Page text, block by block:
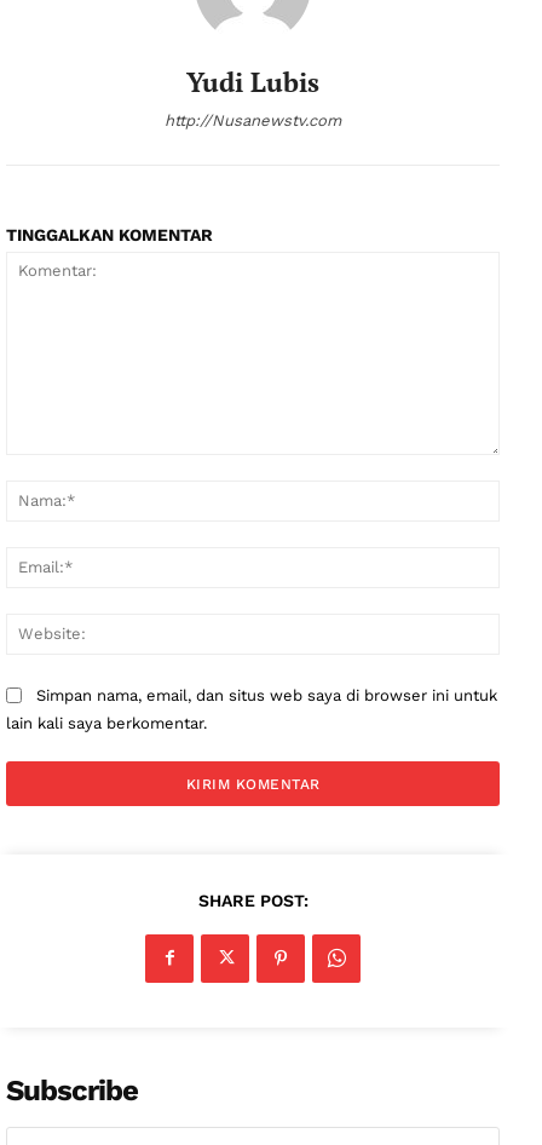
Yudi Lubis
http://Nusanewstv.com
TINGGALKAN KOMENTAR
Simpan nama, email, dan situs web saya di browser ini untuk
lain kali saya berkomentar.
SHARE POST:
Subscribe